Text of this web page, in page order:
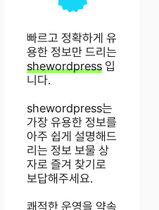
빠르고 정확하게 유
용한 정보만 드리는
shewordpress 입
니다.
shewordpress는
가장 유용한 정보를
아주 쉽게 설명해드
리는 정보 보물 상
자로 즐겨 찾기로
보답해주세요.
쾌적한 운영을 약속